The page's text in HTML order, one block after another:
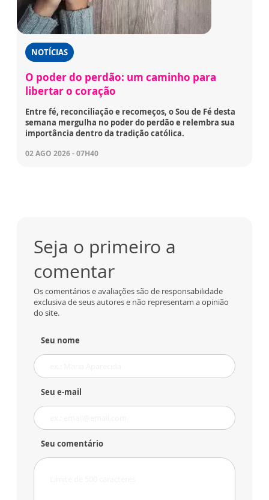
NOTÍCIAS
O poder do perdão: um caminho para
libertar o coração
Entre fé, reconciliação e recomeços, o Sou de Fé desta
semana mergulha no poder do perdão e relembra sua
importância dentro da tradição católica.
02 AGO 2026 - 07H40
Seja o primeiro a
comentar
Os comentários e avaliações são de responsabilidade
exclusiva de seus autores e não representam a opinião
do site.
Seu nome
Seu e-mail
Seu comentário